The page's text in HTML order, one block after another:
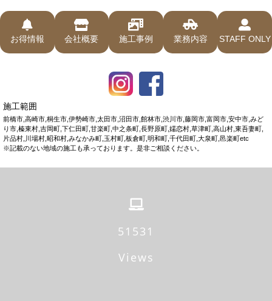
お得情報 会社概要 施工事例 業務内容 STAFF ONLY
施工範囲
前橋市,高崎市,桐生市,伊勢崎市,太田市,沼田市,館林市,渋川市,藤岡市,富岡市,安中市,みど
り市,榛東村,吉岡町,下仁田町,甘楽町,中之条町,長野原町,嬬恋村,草津町,高山村,東吾妻町,
片品村,川場村,昭和村,みなかみ町,玉村町,板倉町,明和町,千代田町,大泉町,邑楽町etc
※記載のない地域の施工も承っております。是非ご相談ください。
54243
Views